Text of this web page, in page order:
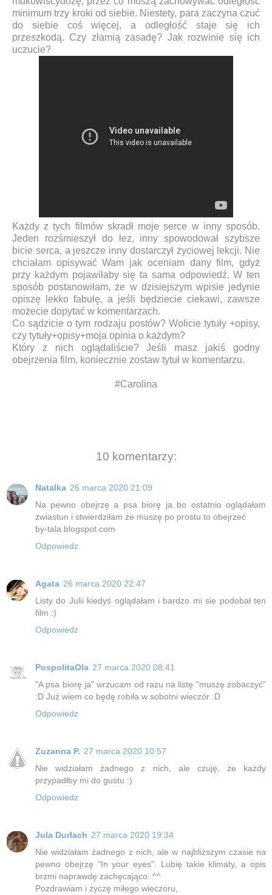
minimum trzy kroki od siebie. Niestety, para zaczyna czuć
do siebie coś więcej, a odległość staje się ich
przeszkodą. Czy złamią zasadę? Jak rozwinie się ich
uczucie?
Każdy z tych filmów skradł moje serce w inny sposób.
Jeden rozśmieszył do łez, inny spowodował szybsze
bicie serca, a jeszcze inny dostarczył życiowej lekcji. Nie
chciałam opisywać Wam jak oceniam dany film, gdyż
przy każdym pojawiłaby się ta sama odpowiedź. W ten
sposób postanowiłam, że w dzisiejszym wpisie jedynie
opiszę lekko fabułę, a jeśli będziecie ciekawi, zawsze
możecie dopytać w komentarzach.
Co sądzicie o tym rodzaju postów? Wolicie tytuły +opisy,
czy tytuły+opisy+moja opinia o każdym?
Który z nich oglądaliście? Jeśli masz jakiś godny
obejrzenia film, koniecznie zostaw tytuł w komentarzu.
#Carolina
10 komentarzy:
Natalka 26 marca 2020 21:09
Na pewno obejrzę a psa biorę ja bo ostatnio oglądałam
zwiastun i stwierdziłam że muszę po prostu to obejrzeć
by-tala.blogspot.com
Odpowiedz
Agata 26 marca 2020 22:47
Listy do Julii kiedyś oglądałam i bardzo mi sie podobał ten
film :)
Odpowiedz
PospolitaOla 27 marca 2020 08:41
"A psa biorę ja" wrzucam od razu na listę "muszę zobaczyć"
:D Już wiem co będę robiła w sobotni wieczór :D
Odpowiedz
Zuzanna P. 27 marca 2020 10:57
Nie widziałam żadnego z nich, ale czuję, że każdy
przypadłby mi do gustu :)
Odpowiedz
Jula Durlach 27 marca 2020 19:34
Nie widziałam żadnego z nich, ale w najbliższym czasie na
pewno obejrzę "In your eyes". Lubię takie klimaty, a opis
brzmi naprawdę zachęcająco. ^^
Pozdrawiam i życzę miłego wieczoru,